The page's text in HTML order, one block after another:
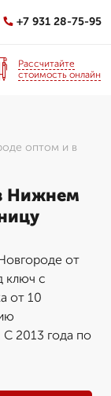
+7 931 28-75-95
Рассчитайте
стоимость онлайн
оптом и в
Нижнем
от
ключ с
от 10
С 2013 года по